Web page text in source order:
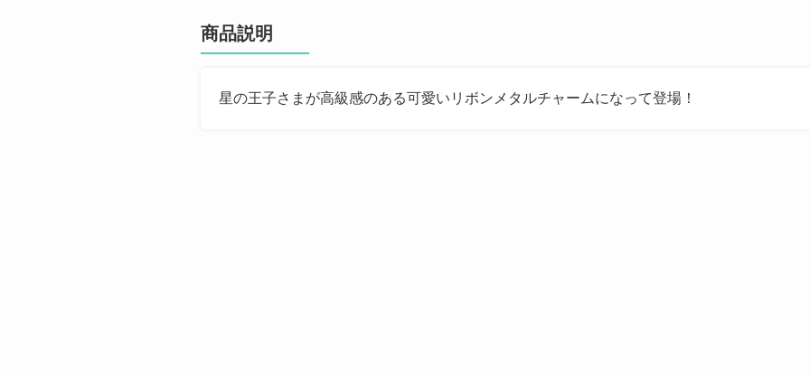
商品説明
星の王子さまが高級感のある可愛いリボンメタルチャームになって登場！